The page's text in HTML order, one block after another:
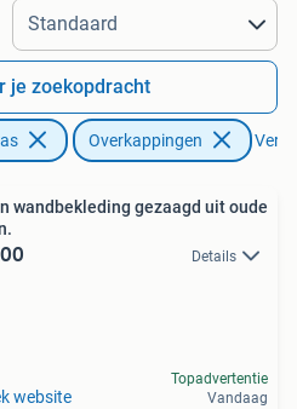
je zoekopdracht
Overkappingen
wandbekleding gezaagd uit oude
Details
website
Topadvertentie
Vandaag